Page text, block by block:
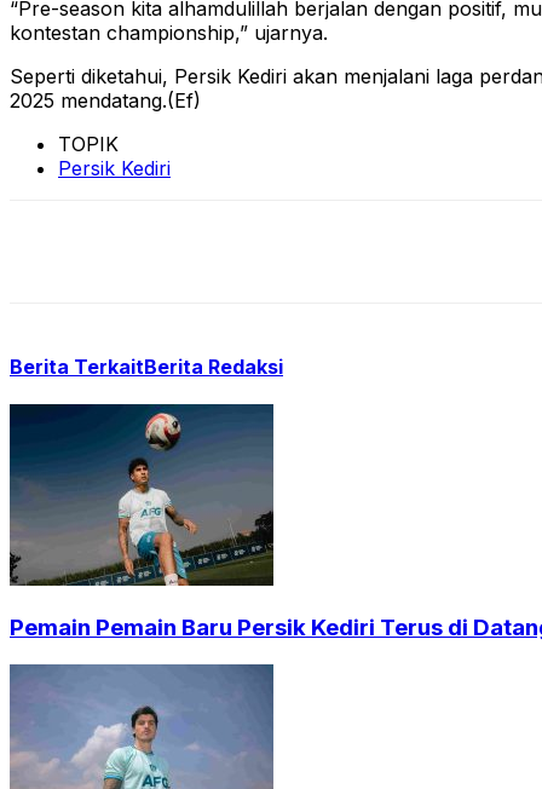
“Pre-season kita alhamdulillah berjalan dengan positif,
kontestan championship,” ujarnya.
Seperti diketahui, Persik Kediri akan menjalani laga
2025 mendatang.(Ef)
TOPIK
Persik Kediri
Berita TerkaitBerita Redaksi
Pemain Pemain Baru Persik Kediri Terus di